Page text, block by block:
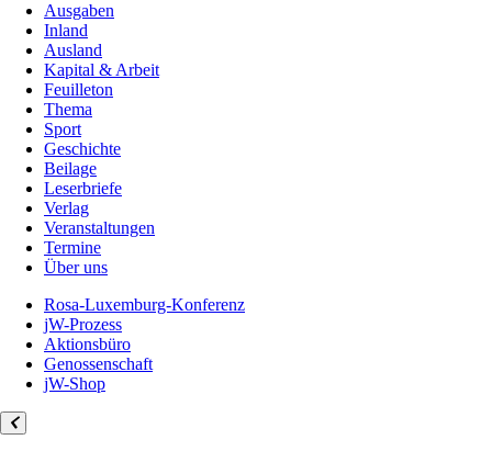
Ausgaben
Inland
Ausland
Kapital & Arbeit
Feuilleton
Thema
Sport
Geschichte
Beilage
Leserbriefe
Verlag
Veranstaltungen
Termine
Über uns
Rosa-Luxemburg-Konferenz
jW-Prozess
Aktionsbüro
Genossenschaft
jW-Shop